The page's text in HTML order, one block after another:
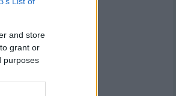
and store
grant or
purposes